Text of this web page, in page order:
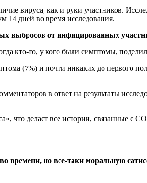
вируса, как и руки участников.
14 дней во время исследования.
выбросов от инфицированных
кто-то, у кого были симптомы,
(7%) и почти никаких до первого
в ответ на результаты
что делает все истории, связанные
времени, но все-таки моральную